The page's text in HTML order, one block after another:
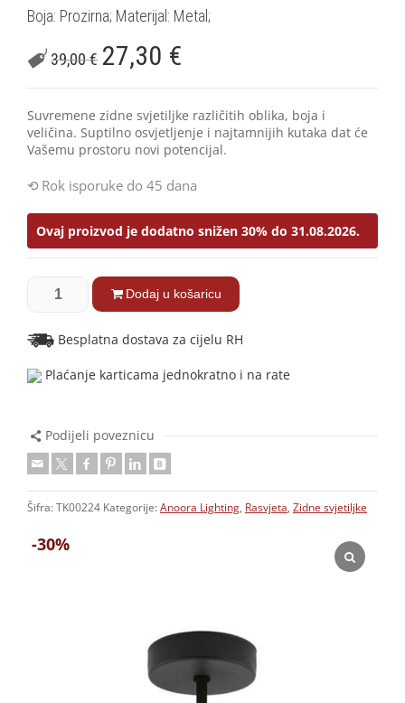
-30%
Boja: Prozirna; Materijal: Metal;
39,00€ 27,30 €
Suvremene zidne svjetiljke različitih oblika, boja i
veličina. Suptilno osvjetljenje i najtamnijih kutaka dat će
Vašemu prostoru novi potencijal.
Rok isporuke do 45 dana
Ovaj proizvod je dodatno snižen 30% do 31.08.2026.
Dodaj u košaricu
Besplatna dostava za cijelu RH
Plaćanje karticama jednokratno i na rate
Podijeli poveznicu
Šifra: TK00224 Kategorije: Anoora Lighting, Rasvjeta, Zidne svjetiljke